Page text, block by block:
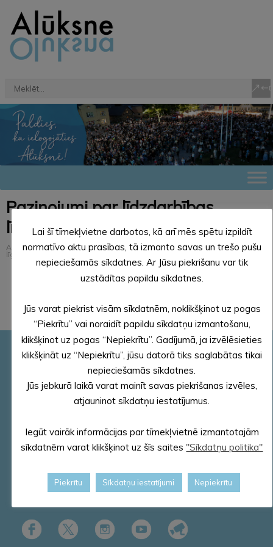
Paziņojumi par līdzdarbības
līgumu projektiem
Alūksnes novads >Sabiedrība> Sabiedrības līdzdalība> Līdzdarbības
līgumi
Paziņojumi par līdzdarbības līgumu projektiem
Pašvaldības rekvizīti
Reģ. Nr.90000018622
PVN reģ. Nr. LV 90000018622
AS „SEB banka”
Konts: LV58 UNLA 0025 0041 3033 5
Tālrunis – 64381496
E-adrese
Lai šī tīmekļvietne darbotos, kā arī mēs spētu izpildīt
normatīvo aktu prasības, tā izmanto savas un trešo pušu
nepieciešamās sīkdatnes. Ar Jūsu piekrišanu var tik
uzstādītas papildu sīkdatnes.
Jūs varat piekrist visām sīkdatnēm, noklikšķinot uz pogas
“Piekrītu” vai noraidīt papildu sīkdatņu izmantošanu,
klikšķinot uz pogas “Nepiekrītu”. Gadījumā, ja izvēlēsieties
klikšķināt uz “Nepiekrītu”, jūsu datorā tiks saglabātas tikai
nepieciešamās sīkdatnes.
Jūs jebkurā laikā varat mainīt savas piekrišanas izvēles,
atjauninot sīkdatņu iestatījumus.
Iegūt vairāk informācijas par tīmekļvietnē izmantotajām
sīkdatnēm varat klikšķinot uz šīs saites "Sīkdatņu politika"
Piekrītu Sīkdatņu iestatījumi Nepiekrītu